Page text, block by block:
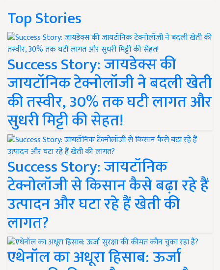
Top Stories
Success Story: जायडेक्स की
जायटॉनिक टेक्नोलॉजी ने बदली खेती
की तस्वीर, 30% तक घटी लागत और
सुधरी मिट्टी की सेहत!
Success Story: जायटॉनिक
टेक्नोलॉजी से किसान कैसे बढ़ा रहे हैं
उत्पादन और घटा रहे हैं खेती की
लागत?
एथेनॉल का अधूरा हिसाब: ऊर्जा